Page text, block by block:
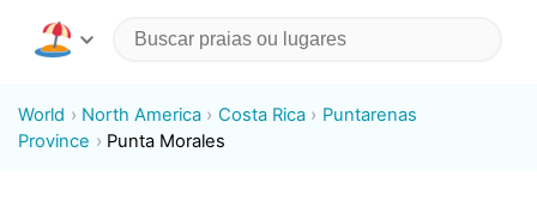
World North America Costa Rica
Puntarenas
Province
Punta Morales